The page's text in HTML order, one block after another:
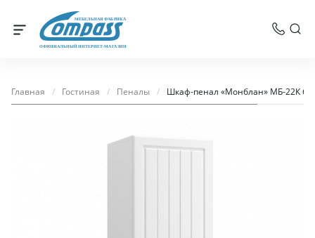
МЕБЕЛЬНАЯ ФАБРИКА
ОФИЦИАЛЬНЫЙ ИНТЕРНЕТ-МАГАЗИН
Главная / Гостиная / Пеналы / Шкаф-пенал «Монблан» МБ-22К